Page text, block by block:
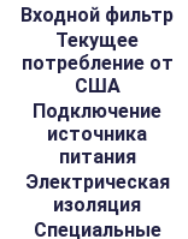
Входной фильтр
Текущее
потребление от
США
Подключение
источника
питания
Электрическая
изоляция
Специальные